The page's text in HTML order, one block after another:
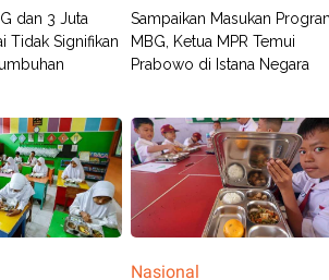
dan 3 Juta
Tidak Signifikan
Sampaikan Masukan
MBG, Ketua MPR Temui
Prabowo di Istana Negara
Nasional